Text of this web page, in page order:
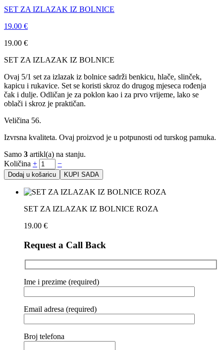
SET ZA IZLAZAK IZ BOLNICE
19.00 €
19.00 €
SET ZA IZLAZAK IZ BOLNICE
Ovaj 5/1 set za izlazak iz bolnice sadrži benkicu, hlače, slinček,
kapicu i rukavice. Set se koristi skroz do drugog mjeseca rođenja
čak i dulje. Odličan je za poklon kao i za prvo vrijeme, lako se
oblači i skroz je praktičan.
Veličina 56.
Izvrsna kvaliteta. Ovaj proizvod je u potpunosti od turskog pamuka.
Samo 3 artikl(a) na stanju.
Količina + −
Dodaj u košaricu KUPI SADA
SET ZA IZLAZAK IZ BOLNICE ROZA
19.00 €
Request a Call Back
Ime i prezime (required)
Email adresa (required)
Broj telefona